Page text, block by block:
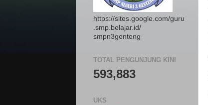
https://sites.google.com/guru
.smp.belajar.id/
smpn3genteng
TOTAL PENGUNJUNG KINI
593,883
UKS